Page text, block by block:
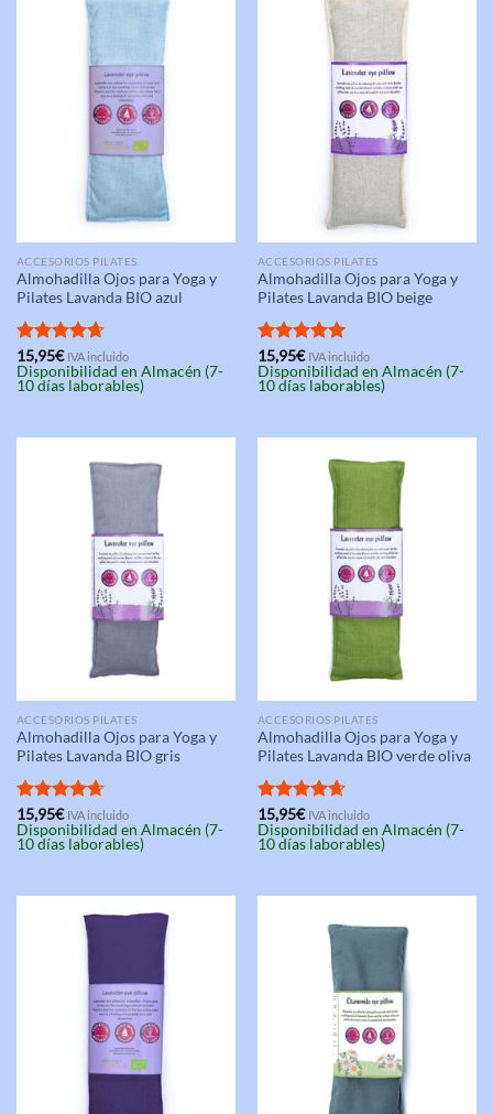
ACCESORIOS PILATES
Almohadilla Ojos para Yoga y
Pilates Lavanda BIO azul
Valorado
con4.67
de 5
15,95€ IVA incluido
Disponibilidad en Almacén (7-
10 días laborables)
ACCESORIOS PILATES
Almohadilla Ojos para Yoga y
Pilates Lavanda BIO beige
Valorado
con5.00
de 5
15,95€ IVA incluido
Disponibilidad en Almacén (7-
10 días laborables)
ACCESORIOS PILATES
Almohadilla Ojos para Yoga y
Pilates Lavanda BIO gris
Valorado
con4.67
de 5
15,95€ IVA incluido
Disponibilidad en Almacén (7-
10 días laborables)
ACCESORIOS PILATES
Almohadilla Ojos para Yoga y
Pilates Lavanda BIO verde oliva
Valorado
con4.67
de 5
15,95€ IVA incluido
Disponibilidad en Almacén (7-
10 días laborables)